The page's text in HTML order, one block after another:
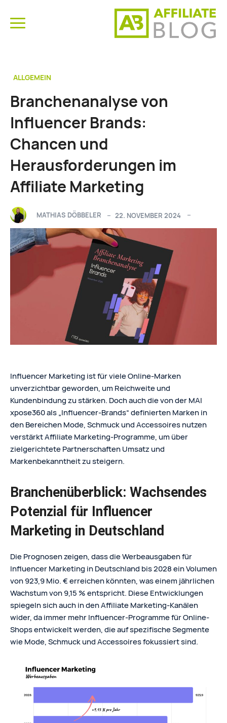
ALLGEMEIN
Branchenanalyse von
Influencer Brands:
Chancen und
Herausforderungen im
Affiliate Marketing
MATHIAS DÖBBELER 22. NOVEMBER 2024
Influencer Marketing ist für viele Online-Marken
unverzichtbar geworden, um Reichweite und
Kundenbindung zu stärken. Doch auch die von der MAI
xpose360 als „Influencer-Brands“ definierten Marken in
den Bereichen Mode, Schmuck und Accessoires nutzen
verstärkt Affiliate Marketing-Programme, um über
zielgerichtete Partnerschaften Umsatz und
Markenbekanntheit zu steigern.
Branchenüberblick: Wachsendes
Potenzial für Influencer
Marketing in Deutschland
Die Prognosen zeigen, dass die Werbeausgaben für
Influencer Marketing in Deutschland bis 2028 ein Volumen
von 923,9 Mio. € erreichen könnten, was einem jährlichen
Wachstum von 9,15 % entspricht. Diese Entwicklungen
spiegeln sich auch in den Affiliate Marketing-Kanälen
wider, da immer mehr Influencer-Programme für Online-
Shops entwickelt werden, die auf spezifische Segmente
wie Mode, Schmuck und Accessoires fokussiert sind.